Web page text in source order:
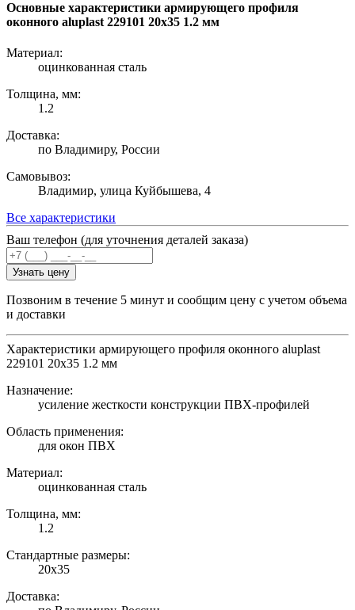
Основные характеристики армирующего профиля
оконного aluplast 229101 20х35 1.2 мм
Материал:
оцинкованная сталь
Толщина, мм:
1.2
Доставка:
по Владимиру, России
Самовывоз:
Владимир, улица Куйбышева, 4
Все характеристики
Ваш телефон (для уточнения деталей заказа)
Узнать цену
Позвоним в течение 5 минут и сообщим цену с учетом объема
и доставки
Характеристики армирующего профиля оконного aluplast
229101 20х35 1.2 мм
Назначение:
усиление жесткости конструкции ПВХ-профилей
Область применения:
для окон ПВХ
Материал:
оцинкованная сталь
Толщина, мм:
1.2
Стандартные размеры:
20х35
Доставка: